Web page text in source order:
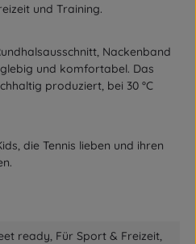
und Training.
Nackenband
und komfortabel. Das
produziert, bei 30 °C
die Tennis lieben und ihren
ready, Für Sport & Freizeit,